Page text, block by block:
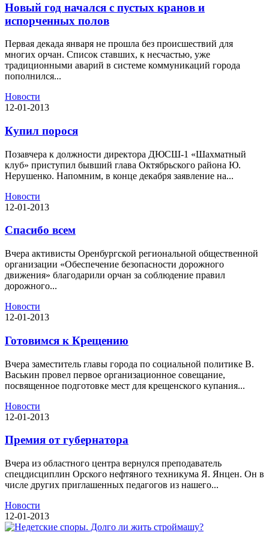
Новый год начался с пустых кранов и
испорченных полов
Первая декада января не прошла без происшествий для
многих орчан. Список ставших, к несчастью, уже
традиционными аварий в системе коммуникаций города
пополнился...
Новости
12-01-2013
Купил порося
Позавчера к должности директора ДЮСШ-1 «Шахматный
клуб» приступил бывший глава Октябрьского района Ю.
Нерушенко. Напомним, в конце декабря заявление на...
Новости
12-01-2013
Спасибо всем
Вчера активисты Оренбургской региональной общественной
организации «Обеспечение безопасности дорожного
движения» благодарили орчан за соблюдение правил
дорожного...
Новости
12-01-2013
Готовимся к Крещению
Вчера заместитель главы города по социальной политике В.
Васькин провел первое организационное совещание,
посвященное подготовке мест для крещенского купания...
Новости
12-01-2013
Премия от губернатора
Вчера из областного центра вернулся преподаватель
спецдисциплин Орского нефтяного техникума Я. Янцен. Он в
числе других приглашенных педагогов из нашего...
Новости
12-01-2013